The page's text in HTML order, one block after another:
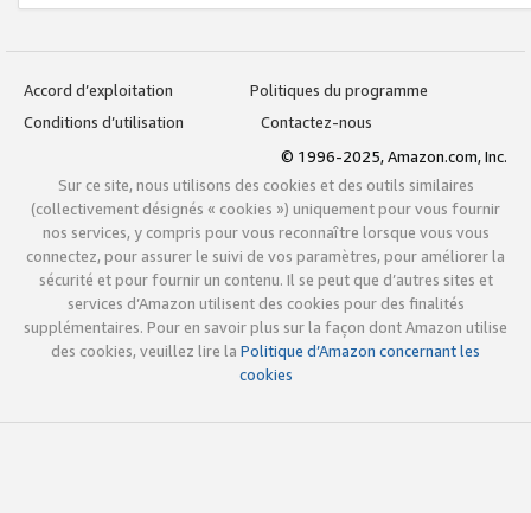
Accord d’exploitation
Politiques du programme
Conditions d’utilisation
Contactez-nous
© 1996-2025, Amazon.com, Inc.
Sur ce site, nous utilisons des cookies et des outils similaires
(collectivement désignés « cookies ») uniquement pour vous fournir
nos services, y compris pour vous reconnaître lorsque vous vous
connectez, pour assurer le suivi de vos paramètres, pour améliorer la
sécurité et pour fournir un contenu. Il se peut que d’autres sites et
services d’Amazon utilisent des cookies pour des finalités
supplémentaires. Pour en savoir plus sur la façon dont Amazon utilise
des cookies, veuillez lire la Politique d’Amazon concernant les
cookies